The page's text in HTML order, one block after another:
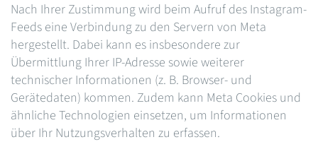
Nach Ihrer Zustimmung wird beim Aufruf des Instagram-
Feeds eine Verbindung zu den Servern von Meta
hergestellt. Dabei kann es insbesondere zur
Übermittlung Ihrer IP-Adresse sowie weiterer
technischer Informationen (z. B. Browser- und
Gerätedaten) kommen. Zudem kann Meta Cookies und
ähnliche Technologien einsetzen, um Informationen
über Ihr Nutzungsverhalten zu erfassen.